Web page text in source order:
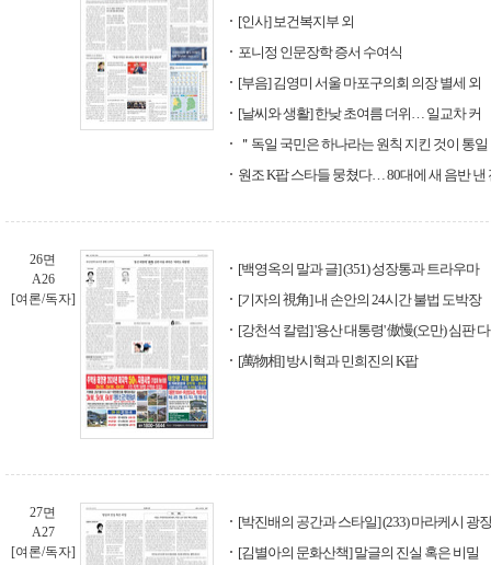
[인사] 보건복지부 외
포니정 인문장학 증서 수여식
[부음] 김영미 서울 마포구의회 의장 별세 외
[날씨와 생활] 한낮 초여름 더위… 일교차 커
＂독일 국민은 하나라는 원칙 지킨 것이 통
원조 K팝 스타들 뭉쳤다… 80대에 새 음반 낸
26면
A26
[여론/독자]
[백영옥의 말과 글] (351) 성장통과 트라우마
[기자의 視角] 내 손안의 24시간 불법 도박장
[강천석 칼럼] '용산 대통령' 傲慢(오만) 심판
[萬物相] 방시혁과 민희진의 K팝
27면
A27
[여론/독자]
[박진배의 공간과 스타일] (233) 마라케시 광
[김별아의 문화산책] 말글의 진실 혹은 비밀